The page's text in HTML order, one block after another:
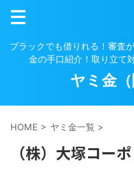
ブラックでも借りれる！審査
金の手口紹介！取り立て
ヤミ金
HOME > ヤミ金一覧 >
（株）大塚コー